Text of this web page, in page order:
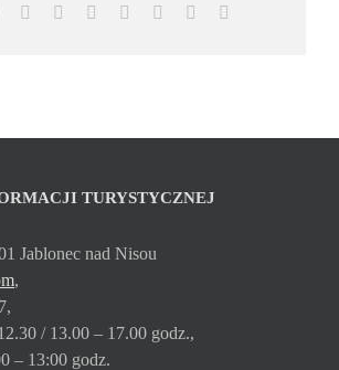
Reddit LinkedInWhatsApp
TumblrPinterest
TURYSTYCZNEJ
Jablonec nad Nisou
,
/ 13.00 – 17.00 godz.,
– 13:00 godz.